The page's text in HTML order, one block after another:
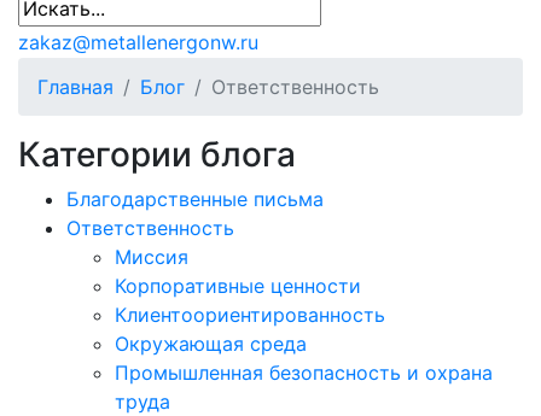
zakaz@metallenergonw.ru
Главная
Блог Ответственность
Категории блога
Благодарственные письма
Ответственность
Миссия
Корпоративные ценности
Клиентоориентированность
Окружающая среда
Промышленная безопасность и охрана
труда